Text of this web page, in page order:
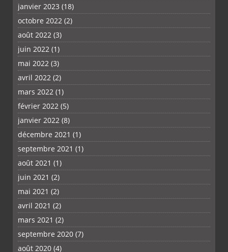
janvier 2023 (18)
octobre 2022 (2)
août 2022 (3)
juin 2022 (1)
mai 2022 (3)
avril 2022 (2)
mars 2022 (1)
février 2022 (5)
janvier 2022 (8)
décembre 2021 (1)
septembre 2021 (1)
août 2021 (1)
juin 2021 (2)
mai 2021 (2)
avril 2021 (2)
mars 2021 (2)
septembre 2020 (7)
août 2020 (4)